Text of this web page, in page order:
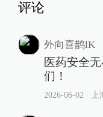
评论
外向喜鹊lK
医药安全
们！
2026-06-02 ∙ 上